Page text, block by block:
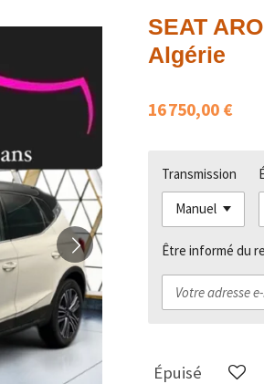
SEAT
Algérie
16 750,00 €
Transmission
Être informé du
Épuisé